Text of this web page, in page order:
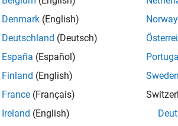
Denmark (English)
Deutschland (Deutsch)
España (Español)
Finland (English)
France (Français)
Ireland (English)
Norway
Portugal
Sweden